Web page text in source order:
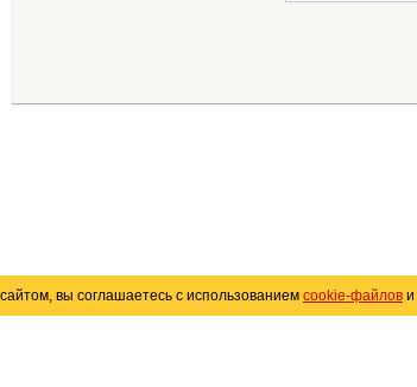
вы соглашаетесь с использованием cookie-файлов и